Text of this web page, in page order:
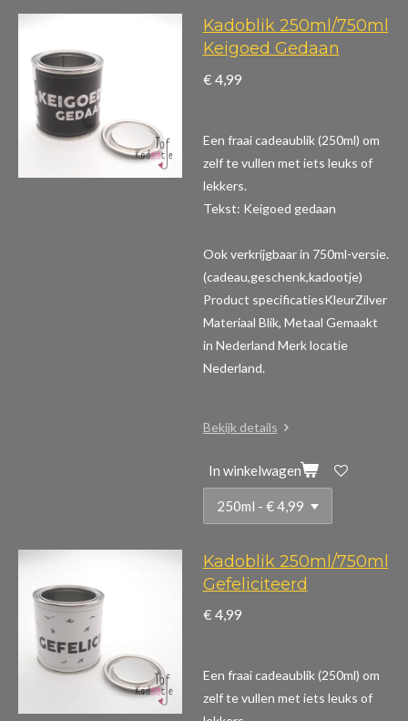
Kadoblik 250ml/750ml
Keigoed Gedaan
€ 4,99
Een fraai cadeaublik (250ml) om
zelf te vullen met iets leuks of
lekkers.
Tekst: Keigoed gedaan
Ook verkrijgbaar in 750ml-versie.
(cadeau,geschenk,kadootje)
Product specificatiesKleurZilver
Materiaal Blik, Metaal Gemaakt
in Nederland Merk locatie
Nederland.
Bekijk details
In winkelwagen
Kadoblik 250ml/750ml
Gefeliciteerd
€ 4,99
Een fraai cadeaublik (250ml) om
zelf te vullen met iets leuks of